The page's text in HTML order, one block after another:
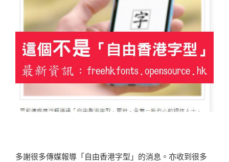
多謝很多傳媒報導「自由香港字型」的消息。亦收到很多